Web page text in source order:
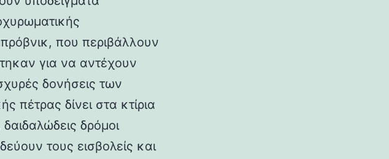
που περιβάλλουν
για να αντέχουν
δονήσεις των
πέτρας δίνει στα κτίρια
δρόμοι
τους εισβολείς και